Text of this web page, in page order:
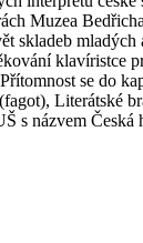
Muzea
skladeb
klavíristce
se do
Literátské
s názvem Česká